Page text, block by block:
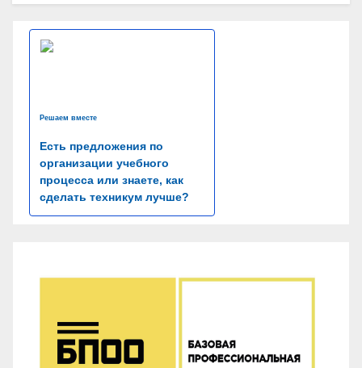
Решаем вместе
Есть предложения по
организации учебного
процесса или знаете, как
сделать техникум лучше?